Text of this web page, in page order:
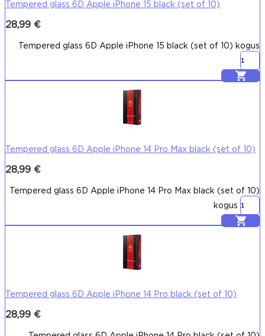
Tempered glass 6D Apple iPhone 15 black (set of 10)
28,99 €
Tempered glass 6D Apple iPhone 15 black (set of 10) kogus
Lisa korvi
Tempered glass 6D Apple iPhone 14 Pro Max black (set of 10)
28,99 €
Tempered glass 6D Apple iPhone 14 Pro Max black (set of 10)
kogus
Lisa korvi
Tempered glass 6D Apple iPhone 14 Pro black (set of 10)
28,99 €